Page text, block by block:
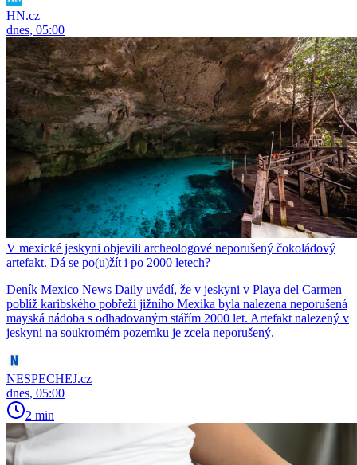
HN.cz
dnes, 05:00
V mexické jeskyni objevili archeologové neporušený čokoládový
artefakt. Dá se po(u)žít i po 2000 letech?
Deník Mexico News Daily uvádí, že v jeskyni v Playa del Carmen
poblíž karibského pobřeží jižního Mexika byla nalezena neporušená
mayská nádoba s odhadovaným stářím 2000 let. Artefakt nalezený v
jeskyni na soukromém pozemku je zcela neporušený.
NESPECHEJ.cz
dnes, 05:00
2 min